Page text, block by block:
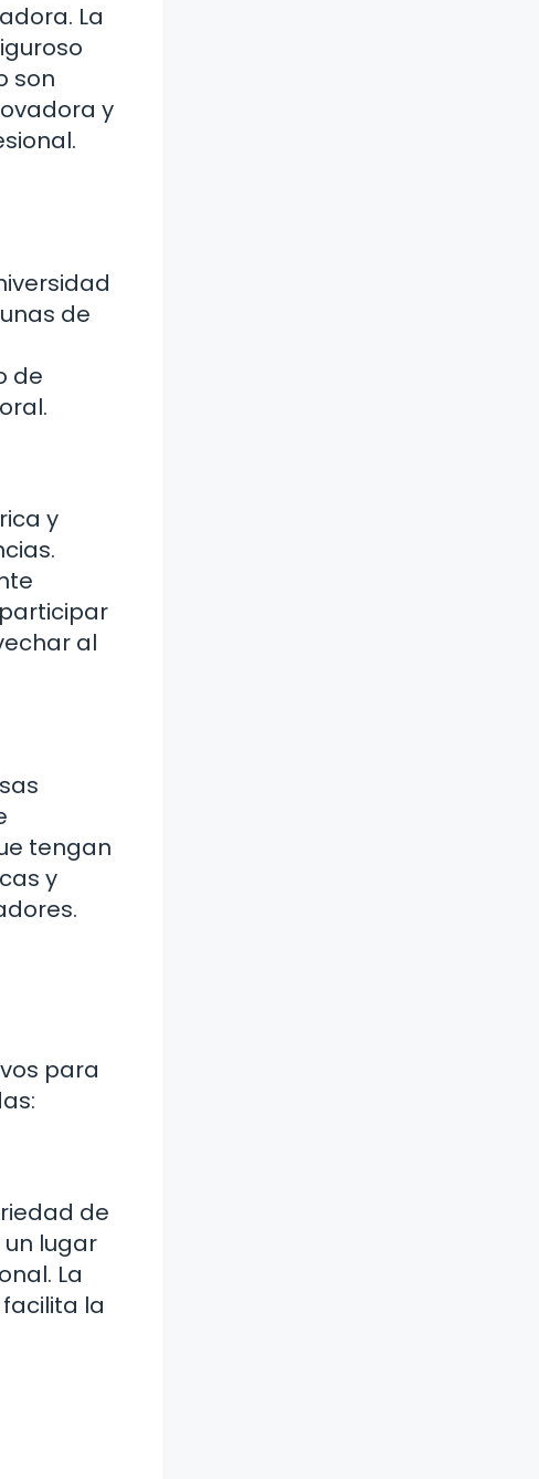
La
son
y
de
de
y
al
tengan
y
para
de
lugar
La
la